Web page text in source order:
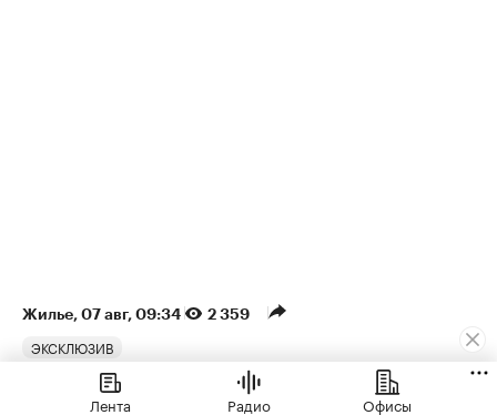
Жилье⁠, 07 авг, 09:34 2 359
ЭКСКЛЮЗИВ
Рост цен на жилье в июле
Лента Радио Офисы